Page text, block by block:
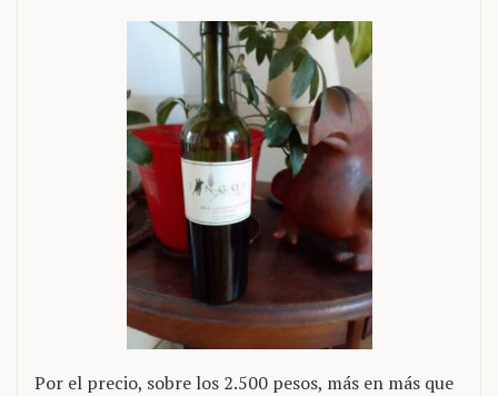
Por el precio, sobre los 2.500 pesos, más en más que